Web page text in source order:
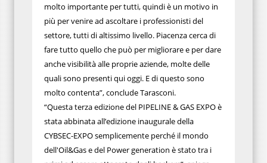
molto importante per tutti, quindi è un motivo in
più per venire ad ascoltare i professionisti del
settore, tutti di altissimo livello. Piacenza cerca di
fare tutto quello che può per migliorare e per dare
anche visibilità alle proprie aziende, molte delle
quali sono presenti qui oggi. E di questo sono
molto contenta”, conclude Tarasconi.
“Questa terza edizione del PIPELINE & GAS EXPO è
stata abbinata all’edizione inaugurale della
CYBSEC-EXPO semplicemente perché il mondo
dell'Oil&Gas e del Power generation è stato tra i